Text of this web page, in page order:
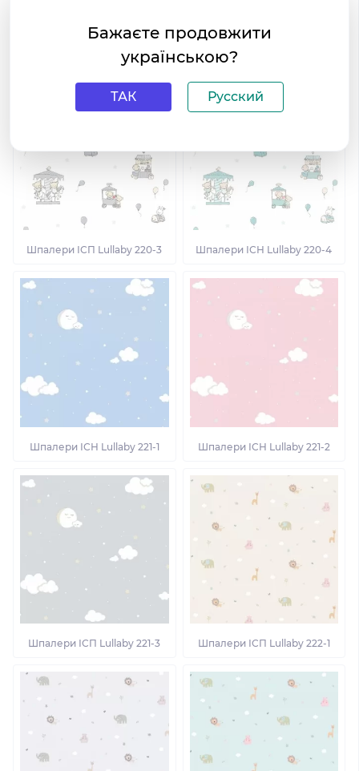
Шпалери ІСН Lullaby 220-1 Шпалери ІСН Lullaby 220-2
Шпалери ІСП Lullaby 220-3 Шпалери ІСН Lullaby 220-4
Шпалери ІСН Lullaby 221-1 Шпалери ІСН Lullaby 221-2
Шпалери ІСП Lullaby 221-3 Шпалери ІСП Lullaby 222-1
Бажаєте продовжити
українською?
ТАК Русский